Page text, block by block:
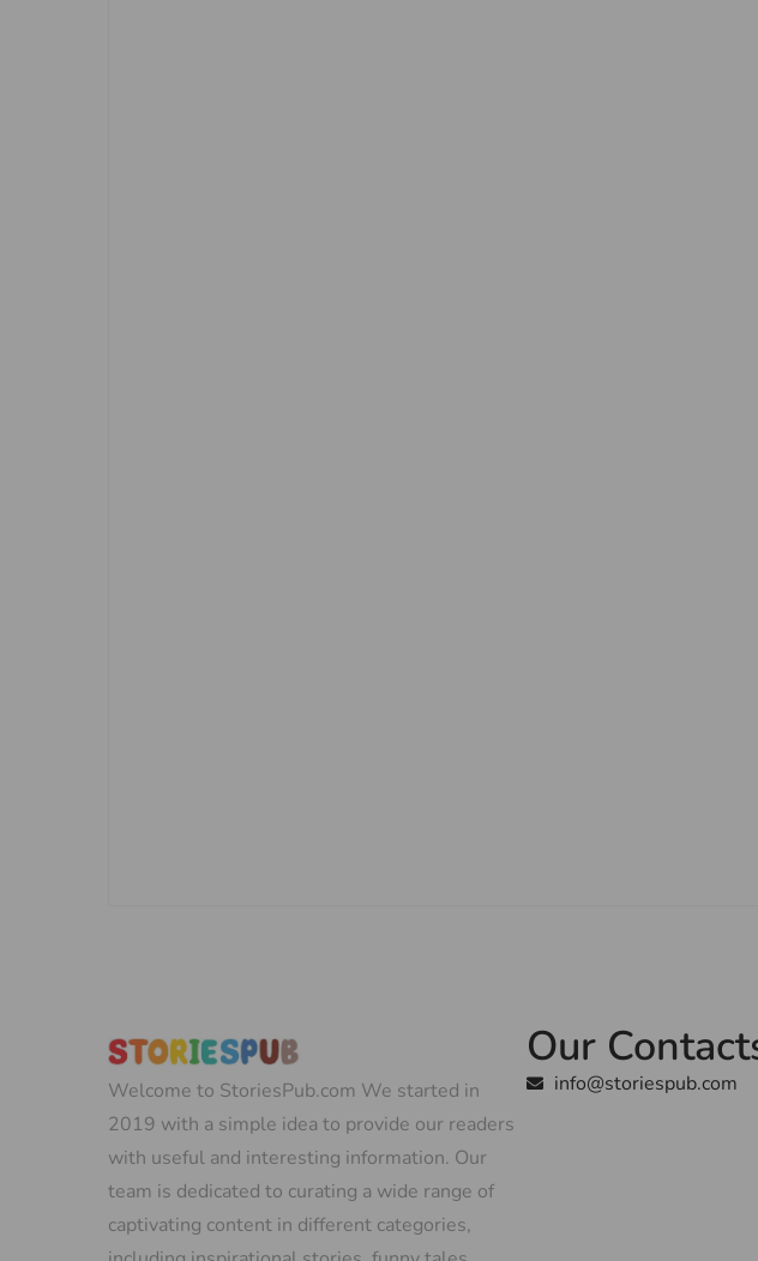
Welcome to StoriesPub.com We started in
2019 with a simple idea to provide our readers
with useful and interesting information. Our
team is dedicated to curating a wide range of
captivating content in different categories,
Our
info@storiespub.com